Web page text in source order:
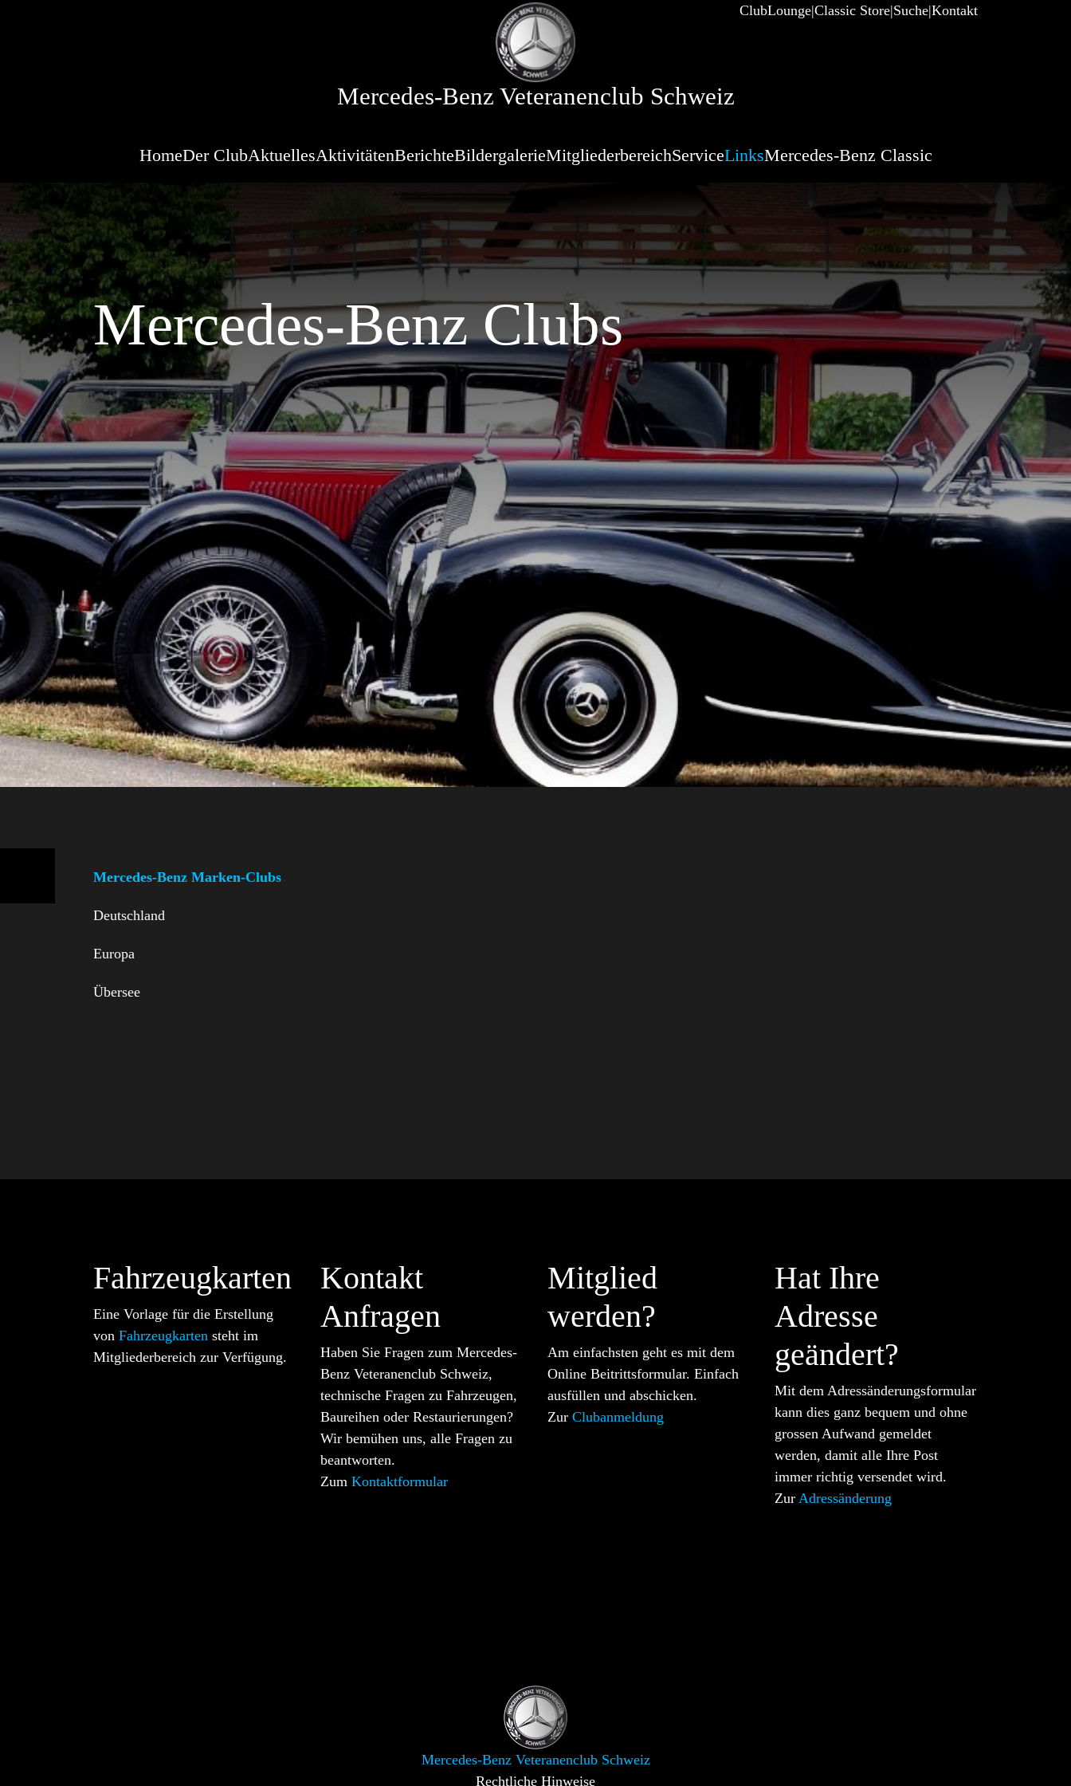
ClubLounge Classic Store Suche Kontakt
Mercedes-Benz Veteranenclub Schweiz
HomeDer ClubAktuellesAktivitätenBerichteBildergalerieMitgliederbereichServiceLinksMercedes-Benz Classic
Mercedes-Benz Clubs
Mercedes-Benz Marken-Clubs
Deutschland
Europa
Übersee
Fahrzeugkarten
Eine Vorlage für die Erstellung
von Fahrzeugkarten steht im
Mitgliederbereich zur Verfügung.
Kontakt
Anfragen
Haben Sie Fragen zum Mercedes-
Benz Veteranenclub Schweiz,
technische Fragen zu Fahrzeugen,
Baureihen oder Restaurierungen?
Wir bemühen uns, alle Fragen zu
beantworten.
Zum Kontaktformular
Mitglied
werden?
Am einfachsten geht es mit dem
Online Beitrittsformular. Einfach
ausfüllen und abschicken.
Zur Clubanmeldung
Hat Ihre
Adresse
geändert?
Mit dem Adressänderungsformular
kann dies ganz bequem und ohne
grossen Aufwand gemeldet
werden, damit alle Ihre Post
immer richtig versendet wird.
Zur Adressänderung
Mercedes-Benz Veteranenclub Schweiz
Rechtliche Hinweise